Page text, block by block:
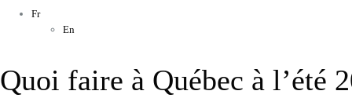
Fr
En
Quoi faire à Québec à l’été